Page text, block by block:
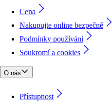
Cena
Nakupujte online bezpečně
Podmínky používání
Soukromí a cookies
O nás
Přístupnost